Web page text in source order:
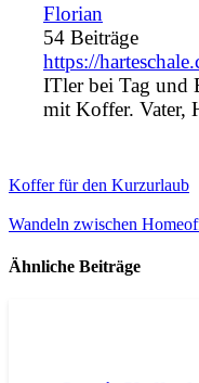
Florian
54 Beiträge
https://
ITler bei Tag und
mit Koffer. Vater,
Koffer für den Kurzurlaub
Wandeln zwischen
Ähnliche Beiträge